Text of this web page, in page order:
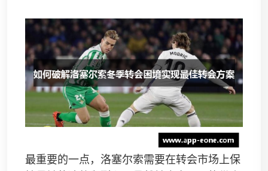
最重要的一点，洛塞尔索需要在转会市场上保